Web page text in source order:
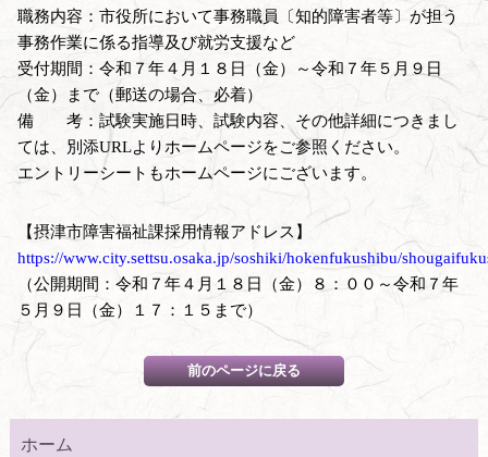
職務内容：市役所において事務職員〔知的障害者等〕が担う
事務作業に係る指導及び就労支援など
受付期間：令和７年４月１８日（金）～令和７年５月９日
（金）まで（郵送の場合、必着）
備 考：試験実施日時、試験内容、その他詳細につきまし
ては、別添URLよりホームページをご参照ください。
エントリーシートもホームページにございます。
【摂津市障害福祉課採用情報アドレス】
https://www.city.settsu.osaka.jp/soshiki/hokenfukushibu/
（公開期間：令和７年４月１８日（金）８：００～令和７年
５月９日（金）１７：１５まで）
ホーム